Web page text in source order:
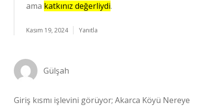
ama katkınız değerliydi.
Kasım 19, 2024 Yanıtla
Gülşah
Giriş kısmı işlevini görüyor; Akarca Köyü Nereye